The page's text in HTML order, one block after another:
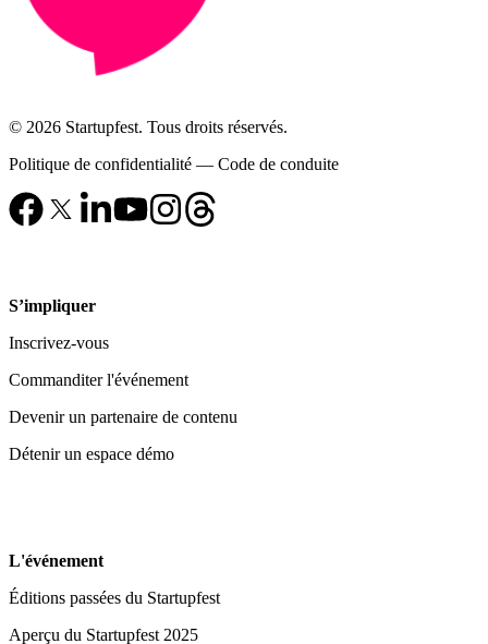
© 2026 Startupfest. Tous droits réservés.
Politique de confidentialité — Code de conduite
S’impliquer
Inscrivez-vous
Commanditer l'événement
Devenir un partenaire de contenu
Détenir un espace démo
L'événement
Éditions passées du Startupfest
Aperçu du Startupfest 2025